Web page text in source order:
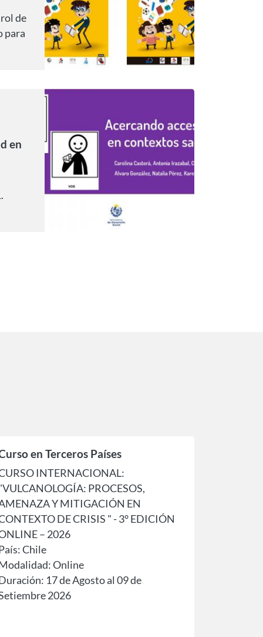
de
para
en
en Terceros Países
INTERNACIONAL:
PROCESOS,
Y MITIGACIÓN EN
DE CRISIS " - 3° EDICIÓN
– 2026
Chile
Online
17 de Agosto al 09 de
2026